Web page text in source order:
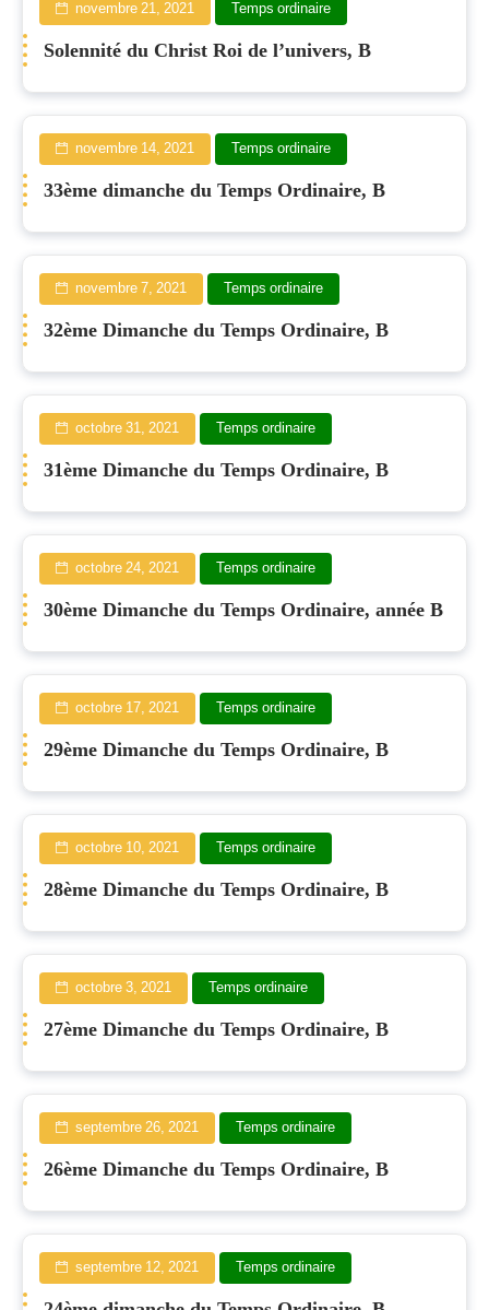
novembre 21, 2021 Temps ordinaire
Solennité du Christ Roi de l’univers, B
novembre 14, 2021 Temps ordinaire
33ème dimanche du Temps Ordinaire, B
novembre 7, 2021 Temps ordinaire
32ème Dimanche du Temps Ordinaire, B
octobre 31, 2021 Temps ordinaire
31ème Dimanche du Temps Ordinaire, B
octobre 24, 2021 Temps ordinaire
30ème Dimanche du Temps Ordinaire, année B
octobre 17, 2021 Temps ordinaire
29ème Dimanche du Temps Ordinaire, B
octobre 10, 2021 Temps ordinaire
28ème Dimanche du Temps Ordinaire, B
octobre 3, 2021 Temps ordinaire
27ème Dimanche du Temps Ordinaire, B
septembre 26, 2021 Temps ordinaire
26ème Dimanche du Temps Ordinaire, B
septembre 12, 2021 Temps ordinaire